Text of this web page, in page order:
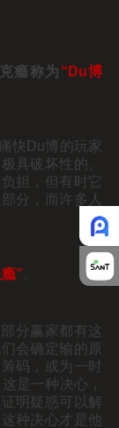
瘾称为 “ Du博
快Du博的玩家
具破坏性的。
担，但有时它
分，而许多人
”
分赢家都有这
会确定输的原
码，或为一时
是一种决心，
明疑惑可以解
种决心才是他